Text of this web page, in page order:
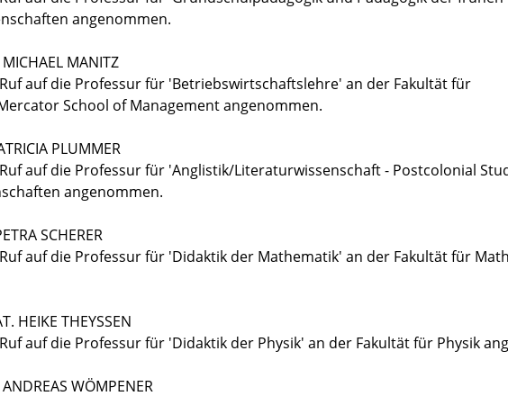
angenommen.
MICHAEL MANITZ
auf die Professur für 'Betriebswirtschaftslehre' an der Fakultät für
School of Management angenommen.
PLUMMER
auf die Professur für 'Anglistik/Literaturwissenschaft - Postcolonial
angenommen.
SCHERER
auf die Professur für 'Didaktik der Mathematik' an der Fakultät für
HEIKE THEYSSEN
auf die Professur für 'Didaktik der Physik' an der Fakultät für Physik
ANDREAS WÖMPENER